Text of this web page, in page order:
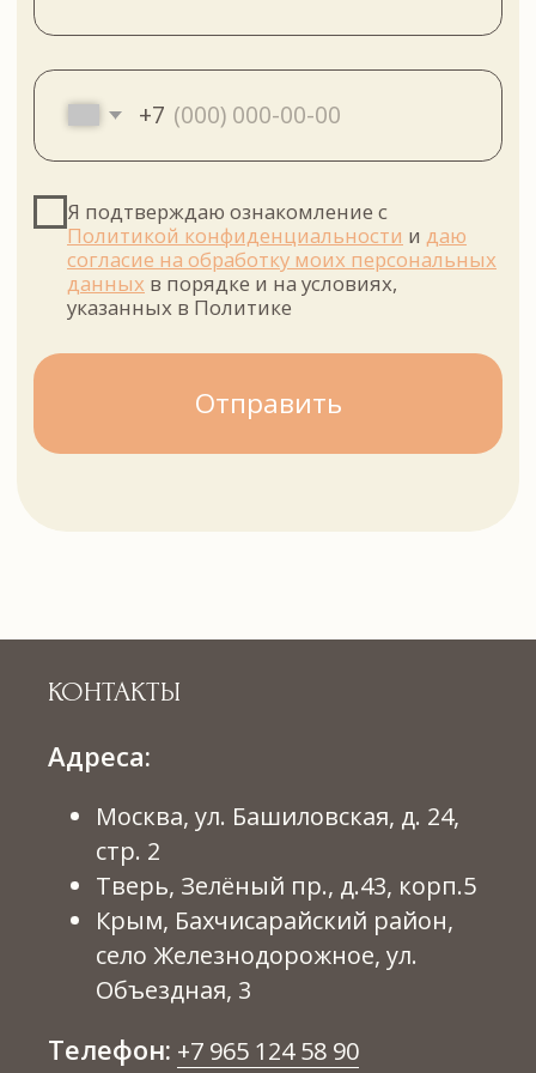
КОНТАКТЫ
Адреса:
Москва, ул. Башиловская, д. 24,
стр. 2
Тверь, Зелёный пр., д.43, корп.5
Крым, Бахчисарайский район,
село Железнодорожное, ул.
Объездная, 3
Телефон: +7 965 124 58 90
ПОКУПАТЕЛЯМ
КАТАЛОГ
Наши преимущества
Оплата и доставка
Возврат товара
Контакты
Наборы для рукоделия
Флористические композиции
Товары для бани
Все товары
Материалы для флористов